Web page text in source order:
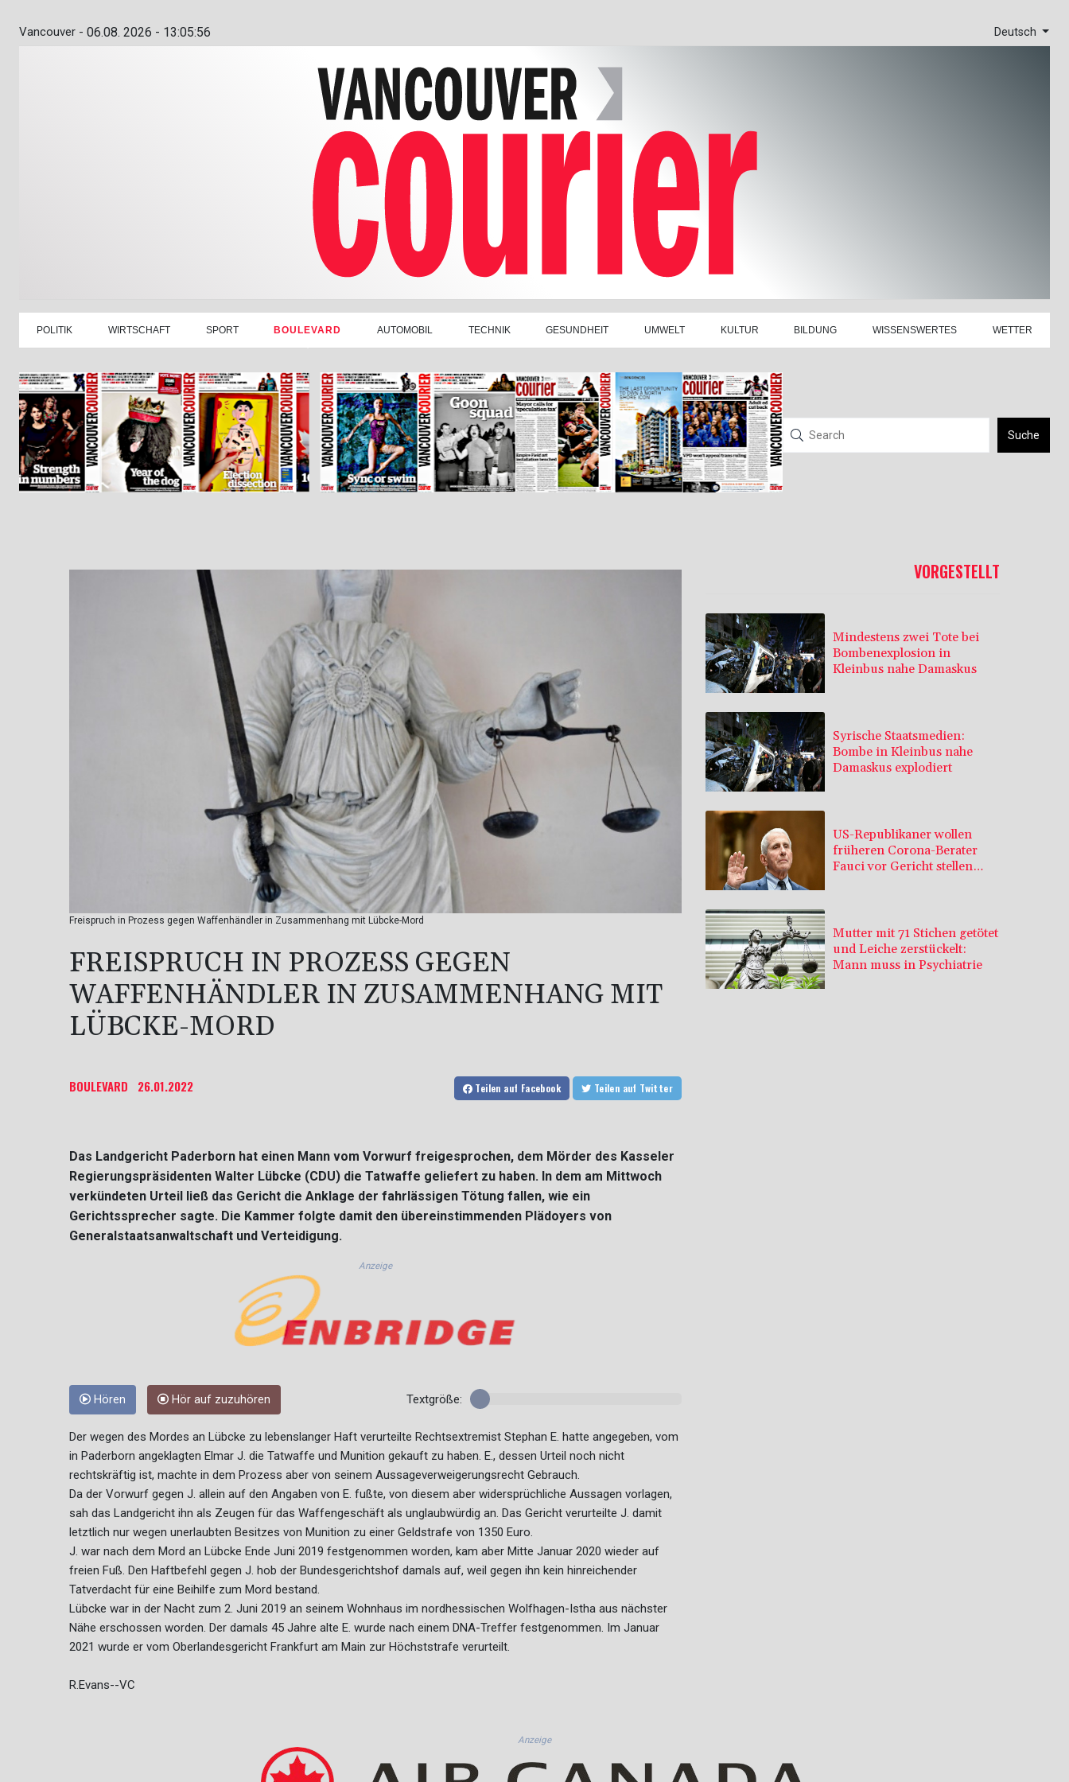
Vancouver - 06.08. 2026 - 13:05:57 Deutsch
POLITIK WIRTSCHAFT SPORT BOULEVARD AUTOMOBIL TECHNIK GESUNDHEIT UMWELT KULTUR BILDUNG WISSENSWERTES WETTER
Suche
Freispruch in Prozess gegen Waffenhändler in Zusammenhang mit Lübcke-Mord
FREISPRUCH IN PROZESS GEGEN
WAFFENHÄNDLER IN ZUSAMMENHANG MIT
LÜBCKE-MORD
BOULEVARD 26.01.2022 Teilen auf Facebook Teilen auf Twitter
Das Landgericht Paderborn hat einen Mann vom Vorwurf freigesprochen, dem Mörder des Kasseler
Regierungspräsidenten Walter Lübcke (CDU) die Tatwaffe geliefert zu haben. In dem am Mittwoch
verkündeten Urteil ließ das Gericht die Anklage der fahrlässigen Tötung fallen, wie ein
Gerichtssprecher sagte. Die Kammer folgte damit den übereinstimmenden Plädoyers von
Generalstaatsanwaltschaft und Verteidigung.
Anzeige
Hören Hör auf zuzuhören Textgröße:
Der wegen des Mordes an Lübcke zu lebenslanger Haft verurteilte Rechtsextremist Stephan E. hatte angegeben, vom
in Paderborn angeklagten Elmar J. die Tatwaffe und Munition gekauft zu haben. E., dessen Urteil noch nicht
rechtskräftig ist, machte in dem Prozess aber von seinem Aussageverweigerungsrecht Gebrauch.
Da der Vorwurf gegen J. allein auf den Angaben von E. fußte, von diesem aber widersprüchliche Aussagen vorlagen,
sah das Landgericht ihn als Zeugen für das Waffengeschäft als unglaubwürdig an. Das Gericht verurteilte J. damit
letztlich nur wegen unerlaubten Besitzes von Munition zu einer Geldstrafe von 1350 Euro.
J. war nach dem Mord an Lübcke Ende Juni 2019 festgenommen worden, kam aber Mitte Januar 2020 wieder auf
freien Fuß. Den Haftbefehl gegen J. hob der Bundesgerichtshof damals auf, weil gegen ihn kein hinreichender
Tatverdacht für eine Beihilfe zum Mord bestand.
Lübcke war in der Nacht zum 2. Juni 2019 an seinem Wohnhaus im nordhessischen Wolfhagen-Istha aus nächster
Nähe erschossen worden. Der damals 45 Jahre alte E. wurde nach einem DNA-Treffer festgenommen. Im Januar
2021 wurde er vom Oberlandesgericht Frankfurt am Main zur Höchststrafe verurteilt.
R.Evans--VC
VORGESTELLT
Mindestens zwei Tote bei
Bombenexplosion in
Kleinbus nahe Damaskus
Syrische Staatsmedien:
Bombe in Kleinbus nahe
Damaskus explodiert
US-Republikaner wollen
früheren Corona-Berater
Fauci vor Gericht stellen
Mutter mit 71 Stichen getötet
und Leiche zerstückelt:
Mann muss in Psychiatrie
Anzeige